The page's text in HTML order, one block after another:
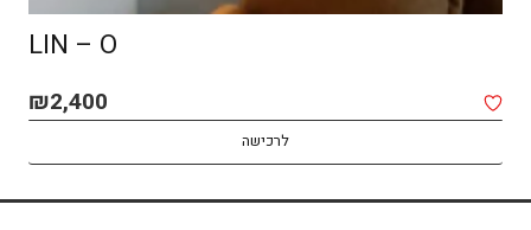
SPOT MACOCH – CEILING
₪1,850
לרכישה